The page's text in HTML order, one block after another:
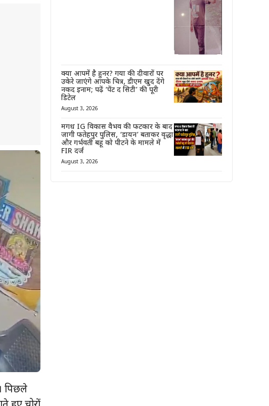
पिछले
क्या आपमें है हुनर? गया की दीवारों पर
उकेरे जाएंगे आपके चित्र, डीएम खुद देंगे
नकद इनाम; पढ़ें ‘पेंट द सिटी’ की पूरी
डिटेल
August 3, 2026
मगध IG विकास वैभव की फटकार के बाद
जागी फतेहपुर पुलिस, ‘डायन’ बताकर वृद्धा
और गर्भवती बहू को पीटने के मामले में
FIR दर्ज
August 3, 2026